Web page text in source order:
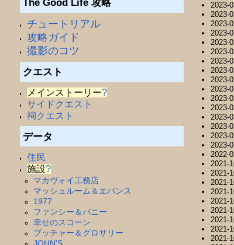
The Good Life 攻略
チュートリアル
攻略ガイド
撮影のコツ
↑
クエスト
メインストーリー?
サイドクエスト
祠クエスト
↑
データ
住民
施設?
マカヴォイ工務店
マッシュルーム＆エバンス
1977
ファンシー＆バニー
幸せのスコーン
ブッチャー＆グロサリー
JOHN'S
2023-
2023-
2023-
2023-
2023-
2023-
2023-
2023-
2023-
2023-
2023-
2023-
2023-
2023-
2023-
2023-
2022-
2021-
2021-
2021-
2021-
2021-
2021-
2021-
2021-
2021-